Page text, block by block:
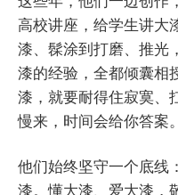
高校讲座，给学生讲大
漆、髹涂到打磨、推光
漆的经验，全都倾囊相
漆，就要耐得住寂寞、
慢来，时间会给你答案
他们始终坚守一个底线
漆。懂大漆、爱大漆，